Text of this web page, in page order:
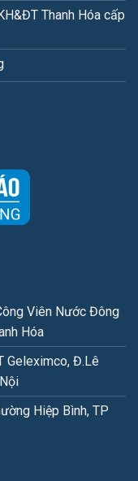
Thanh Hóa cấp
Viên Nước Đông
Hóa
Geleximco, Đ.Lê
Hiệp Bình, TP